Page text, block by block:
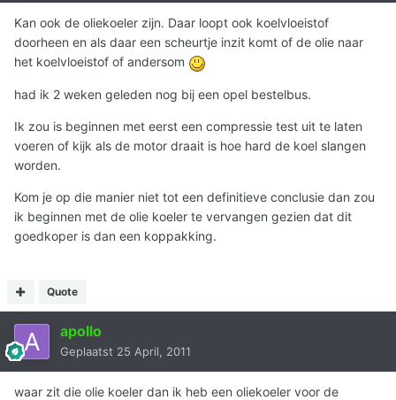
Kan ook de oliekoeler zijn. Daar loopt ook koelvloeistof
doorheen en als daar een scheurtje inzit komt of de olie naar
het koelvloeistof of andersom
had ik 2 weken geleden nog bij een opel bestelbus.
Ik zou is beginnen met eerst een compressie test uit te laten
voeren of kijk als de motor draait is hoe hard de koel slangen
worden.
Kom je op die manier niet tot een definitieve conclusie dan zou
ik beginnen met de olie koeler te vervangen gezien dat dit
goedkoper is dan een koppakking.
Quote
apollo
Geplaatst 25 April, 2011
waar zit die olie koeler dan ik heb een oliekoeler voor de